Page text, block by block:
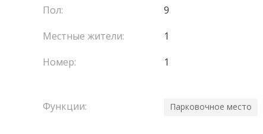
Пол:
9
Местные жители:
1
Номер:
1
Функции: Парковочное место